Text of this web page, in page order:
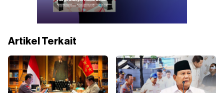
Artikel Terkait